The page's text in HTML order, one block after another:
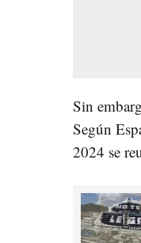
Sin
Según
2024 se